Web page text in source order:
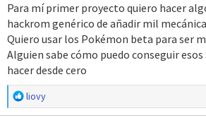
o
Para mí primer proyecto quiero hacer
hackrom genérico de añadir mil
Quiero usar los Pokémon beta para ser
Alguien sabe cómo puedo conseguir
hacer desde cero
R
e
liovy